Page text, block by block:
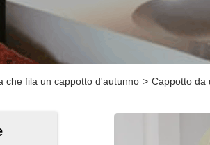
che fila un cappotto d'autunno > Cappotto da